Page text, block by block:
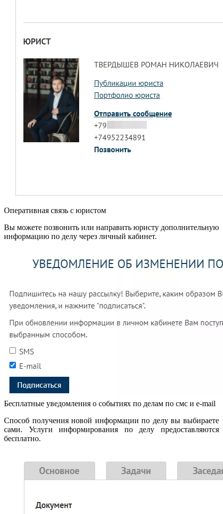
Оперативная связь с юристом
Вы можете позвонить или направить юристу дополнительную
информацию по делу через личный кабинет.
Бесплатные уведомления о событиях по делам по смс и e-mail
Способ получения новой информации по делу вы выбираете
сами. Услуги информирования по делу предоставляются
бесплатно.